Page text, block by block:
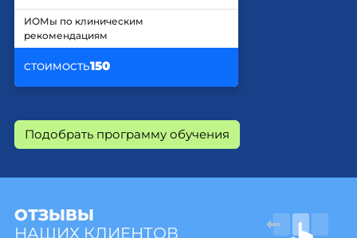
ИОМы по клиническим
рекомендациям
СТОИМОСТЬ150
Подобрать программу обучения
ОТЗЫВЫ
НАШИХ КЛИЕНТОВ